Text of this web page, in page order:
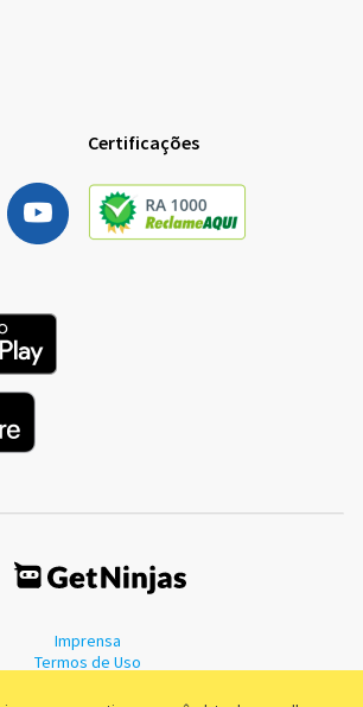
Certificações
Imprensa
Termos de Uso